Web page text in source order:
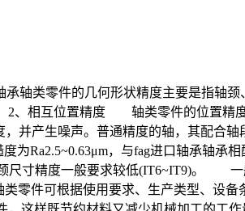
零件的几何形状精度主要是指轴颈
、相互位置精度 轴类零件的位置精
产生噪声。普通精度的轴，其配合轴
，与fag进口轴承轴承
尺寸精度一般要求较低(IT6~IT9)。
件可根据使用要求、生产类型、设